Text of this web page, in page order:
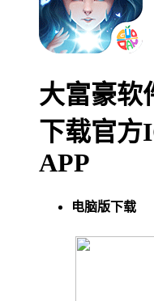
大富豪软
下载官方
APP
电脑版下载